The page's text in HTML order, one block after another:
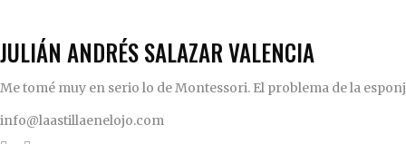
JULIÁN ANDRÉS SALAZAR VALENCIA
Me tomé muy en serio lo de Montessori. El problema de la
info@laastillaenelojo.com